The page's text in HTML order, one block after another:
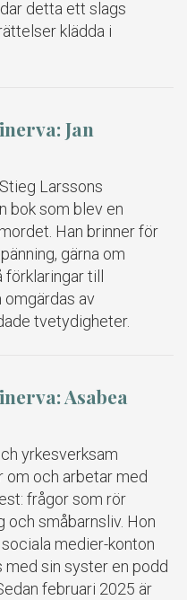
detta ett slags
klädda i
Jan
Larssons
bok som blev en
Han brinner för
gärna om
förklaringar till
omgärdas av
tvetydigheter.
Asabea
yrkesverksam
om och arbetar med
frågor som rör
och småbarnsliv. Hon
medier-konton
med sin syster en podd
februari 2025 är